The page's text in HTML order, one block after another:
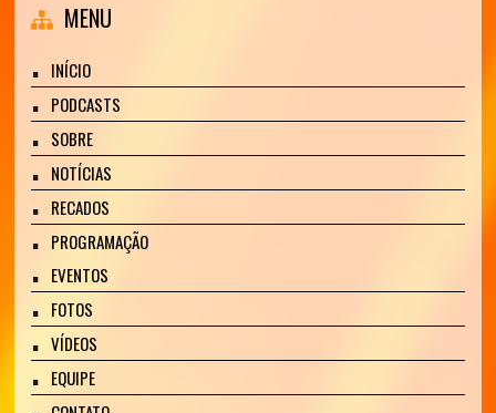
MENU
INÍCIO
PODCASTS
SOBRE
NOTÍCIAS
RECADOS
PROGRAMAÇÃO
EVENTOS
FOTOS
VÍDEOS
EQUIPE